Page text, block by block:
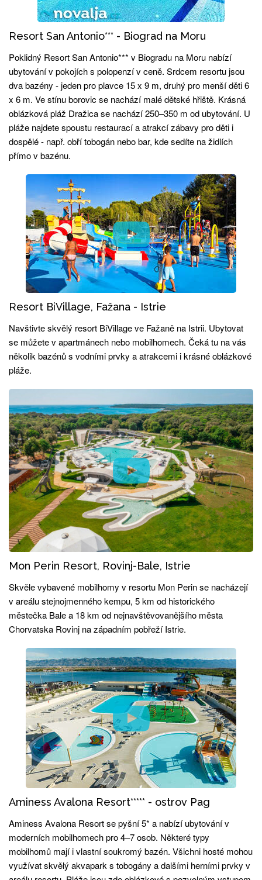
Resort San Antonio*** - Biograd na Moru
Poklidný Resort San Antonio*** v Biogradu na Moru nabízí
ubytování v pokojích s polopenzí v ceně. Srdcem resortu jsou
dva bazény - jeden pro plavce 15 x 9 m, druhý pro menší děti 6
x 6 m. Ve stínu borovic se nachází malé dětské hřiště. Krásná
oblázková pláž Dražica se nachází 250–350 m od ubytování. U
pláže najdete spoustu restaurací a atrakcí zábavy pro děti i
dospělé - např. obří tobogán nebo bar, kde sedíte na židlích
přímo v bazénu.
Resort BiVillage, Fažana - Istrie
Navštivte skvělý resort BiVillage ve Fažaně na Istrii. Ubytovat
se můžete v apartmánech nebo mobilhomech. Čeká tu na vás
několik bazénů s vodními prvky a atrakcemi i krásné oblázkové
pláže.
Mon Perin Resort, Rovinj-Bale, Istrie
Skvěle vybavené mobilhomy v resortu Mon Perin se nacházejí
v areálu stejnojmenného kempu, 5 km od historického
městečka Bale a 18 km od nejnavštěvovanějšího města
Chorvatska Rovinj na západním pobřeží Istrie.
Aminess Avalona Resort***** - ostrov Pag
Aminess Avalona Resort se pyšní 5* a nabízí ubytování v
moderních mobilhomech pro 4–7 osob. Některé typy
mobilhomů mají i vlastní soukromý bazén. Všichni hosté mohou
využívat skvělý akvapark s tobogány a dalšími herními prvky v